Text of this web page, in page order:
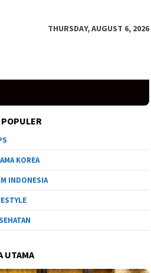
THURSDAY, AUGUST 6, 2026
KOREA
INDONESIA
UTAMA